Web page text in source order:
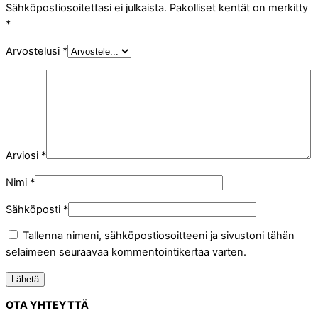
Sähköpostiosoitettasi ei julkaista. Pakolliset kentät on merkitty
*
Arvostelusi *
Arviosi *
Nimi *
Sähköposti *
Tallenna nimeni, sähköpostiosoitteeni ja sivustoni tähän
selaimeen seuraavaa kommentointikertaa varten.
OTA YHTEYTTÄ